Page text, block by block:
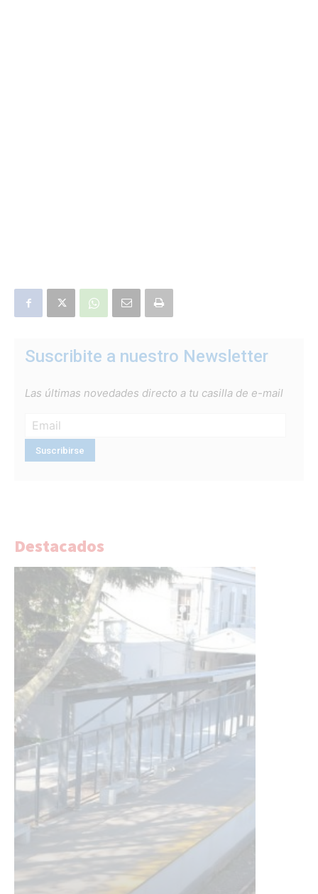
Suscribite a nuestro Newsletter
Las últimas novedades directo a tu casilla de e-mail
Destacados